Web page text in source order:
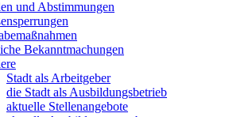
und Abstimmungen
Bekanntmachungen
Stadt als Arbeitgeber
die Stadt als Ausbildungsbetrieb
aktuelle Stellenangebote